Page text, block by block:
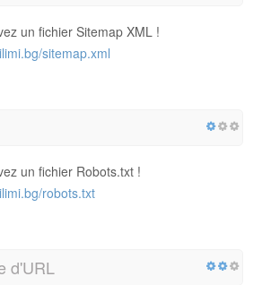
un fichier Sitemap XML !
sitemap.xml
un fichier Robots.txt !
robots.txt
d'URL